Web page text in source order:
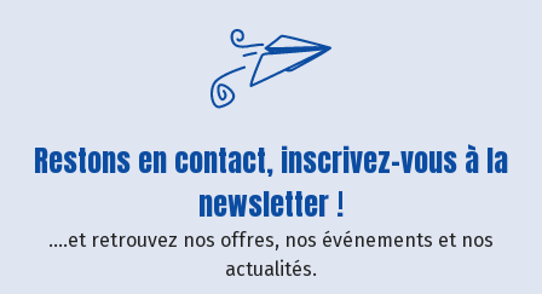
Restons en contact, inscrivez-vous à la
newsletter !
....et retrouvez nos offres, nos événements et nos
actualités.